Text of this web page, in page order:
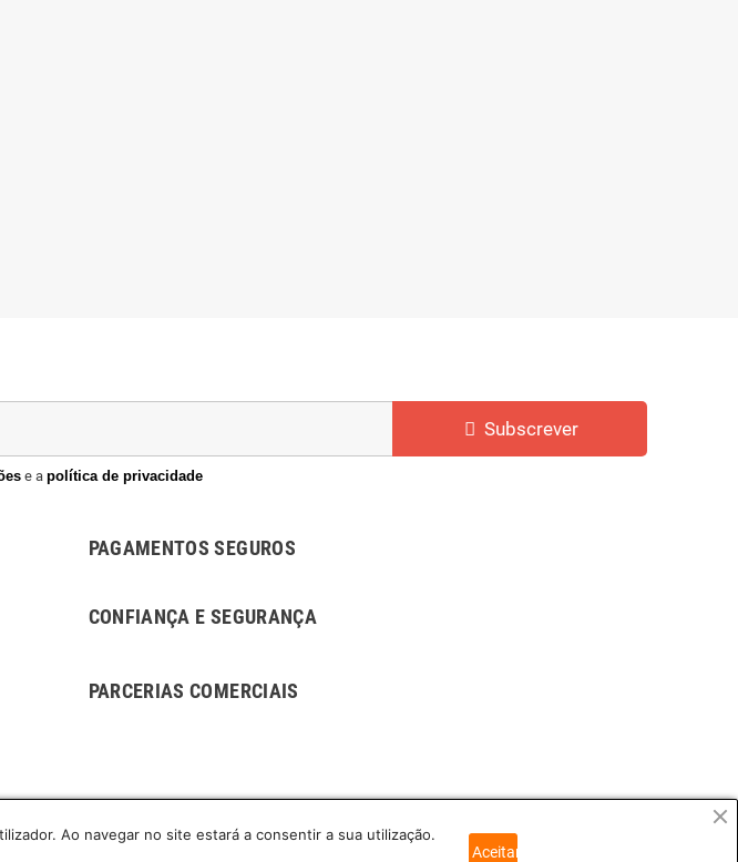
Subscrever
e apolítica de privacidade
PAGAMENTOS SEGUROS
CONFIANÇA E SEGURANÇA
PARCERIAS COMERCIAIS
Ao navegar no site estará a consentir a sua utilização.
Aceitar